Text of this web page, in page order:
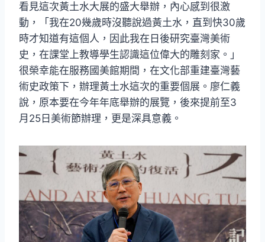
看見這次黃土水大展的盛大舉辦，內心感到很激
動，「我在20幾歲時沒聽說過黃土水，直到快30歲
時才知道有這個人，因此我在日後研究臺灣美術
史，在課堂上教導學生認識這位偉大的雕刻家。」
很榮幸能在服務國美館期間，在文化部重建臺灣藝
術史政策下，辦理黃土水這次的重要個展。廖仁義
說，原本要在今年年底舉辦的展覽，後來提前至3
月25日美術節辦理，更是深具意義。